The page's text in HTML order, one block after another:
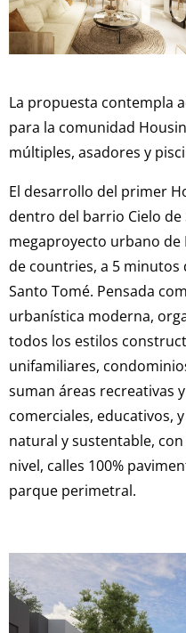
La propuesta contempla
para la comunidad
múltiples, asadores y
El desarrollo del primer
dentro del barrio Cielo de
megaproyecto urbano de
de countries, a 5 minutos
Santo Tomé. Pensada
urbanística moderna,
todos los estilos
unifamiliares,
suman áreas recreativas
comerciales, educativos,
natural y sustentable,
nivel, calles 100%
parque perimetral.